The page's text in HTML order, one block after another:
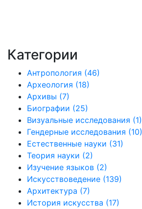
Категории
Антропология (46)
Археология (18)
Архивы (7)
Биографии (25)
Визуальные исследования (1)
Гендерные исследования (10)
Естественные науки (31)
Теория науки (2)
Изучение языков (2)
Искусствоведение (139)
Архитектура (7)
История искусства (17)